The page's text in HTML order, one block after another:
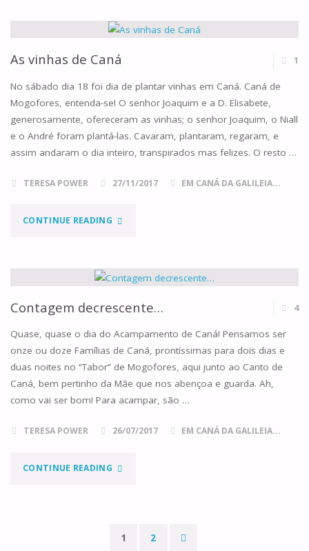
As vinhas de Caná 1
No sábado dia 18 foi dia de plantar vinhas em Caná. Caná de
Mogofores, entenda-se! O senhor Joaquim e a D. Elisabete,
generosamente, ofereceram as vinhas; o senhor Joaquim, o Niall
e o André foram plantá-las. Cavaram, plantaram, regaram, e
assim andaram o dia inteiro, transpirados mas felizes. O resto …
TERESA POWER 27/11/2017 EM CANÁ DA GALILEIA...
CONTINUE READING"AS
DE
Contagem decrescente… 4
Quase, quase o dia do Acampamento de Caná! Pensamos ser
onze ou doze Famílias de Caná, prontíssimas para dois dias e
duas noites no “Tabor” de Mogofores, aqui junto ao Canto de
Caná, bem pertinho da Mãe que nos abençoa e guarda. Ah,
como vai ser bom! Para acampar, são …
TERESA POWER 26/07/2017 EM CANÁ DA GALILEIA...
CONTINUE READING"CONTAGEM
1 2